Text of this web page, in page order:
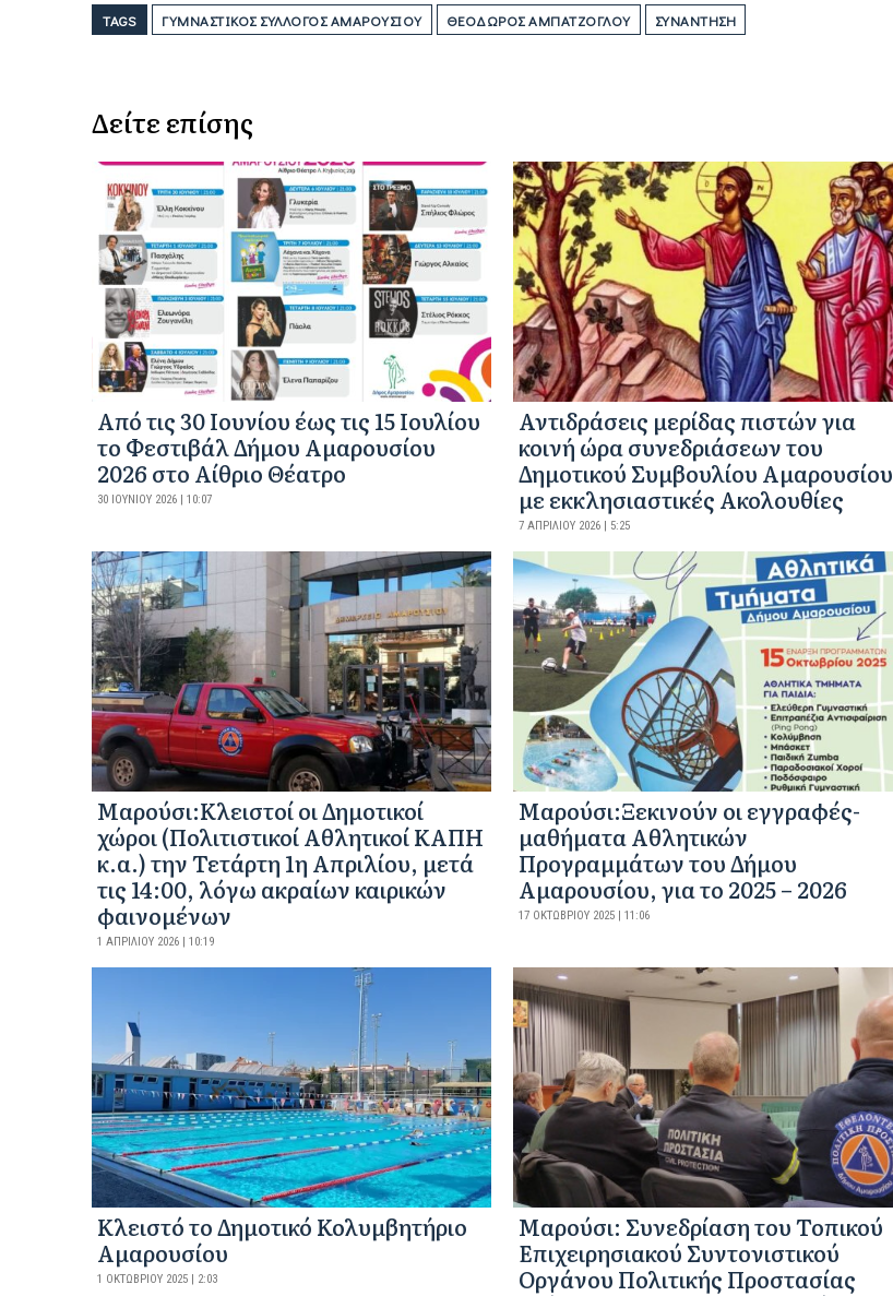
TAGS ΓΥΜΝΑΣΤΙΚΌΣ ΣΎΛΛΟΓΟΣ ΑΜΑΡΟΥΣΊΟΥ ΘΕΌΔΩΡΟΣ ΑΜΠΑΤΖΌΓΛΟΥ ΣΥΝΆΝΤΗΣΗ
Δείτε επίσης
Από τις 30 Ιουνίου έως τις 15 Ιουλίου
το Φεστιβάλ Δήμου Αμαρουσίου
2026 στο Αίθριο Θέατρο
30 ΙΟΥΝΊΟΥ 2026 | 10:07
Αντιδράσεις μερίδας πιστών για
κοινή ώρα συνεδριάσεων του
Δημοτικού Συμβουλίου Αμαρουσίου
με εκκλησιαστικές Ακολουθίες
7 ΑΠΡΙΛΊΟΥ 2026 | 5:25
Mαρούσι:Κλειστοί οι Δημοτικοί
χώροι (Πολιτιστικοί Αθλητικοί ΚΑΠΗ
κ.α.) την Τετάρτη 1η Απριλίου, μετά
τις 14:00, λόγω ακραίων καιρικών
φαινομένων
1 ΑΠΡΙΛΊΟΥ 2026 | 10:19
Μαρούσι:Ξεκινούν οι εγγραφές-
μαθήματα Αθλητικών
Προγραμμάτων του Δήμου
Αμαρουσίου, για το 2025 – 2026
17 ΟΚΤΩΒΡΊΟΥ 2025 | 11:06
Κλειστό το Δημοτικό Κολυμβητήριο
Αμαρουσίου
1 ΟΚΤΩΒΡΊΟΥ 2025 | 2:03
Μαρούσι: Συνεδρίαση του Τοπικού
Επιχειρησιακού Συντονιστικού
Οργάνου Πολιτικής Προστασίας